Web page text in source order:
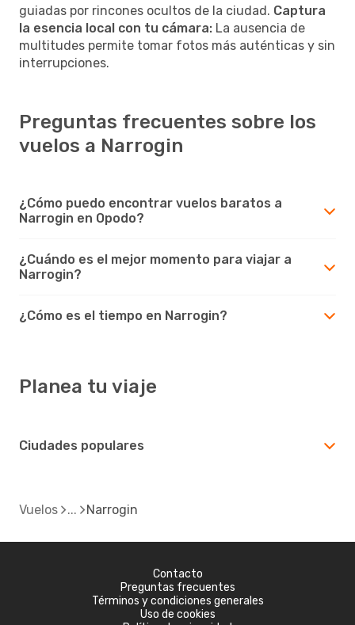
guiadas por rincones ocultos de la ciudad. Captura
la esencia local con tu cámara: La ausencia de
multitudes permite tomar fotos más auténticas y sin
interrupciones.
Preguntas frecuentes sobre los
vuelos a Narrogin
¿Cómo puedo encontrar vuelos baratos a
Narrogin en Opodo?
¿Cuándo es el mejor momento para viajar a
Narrogin?
¿Cómo es el tiempo en Narrogin?
Planea tu viaje
Ciudades populares
Vuelos Narrogin
Contacto
Preguntas frecuentes
Términos y condiciones generales
Uso de cookies